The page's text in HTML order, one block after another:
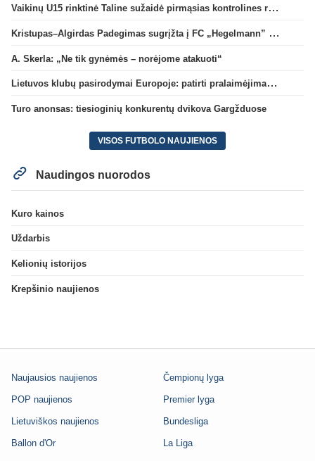
Vaikinų U15 rinktinė Taline sužaidė pirmąsias kontrolines rungtynes
Kristupas–Algirdas Padegimas sugrįžta į FC „Hegelmann” B sudėtį
A. Skerla: „Ne tik gynėmės – norėjome atakuoti“
Lietuvos klubų pasirodymai Europoje: patirti pralaimėjimai Kroatijos atstovams
Turo anonsas: tiesioginių konkurentų dvikova Gargžduose
VISOS FUTBOLO NAUJIENOS
Naudingos nuorodos
Kuro kainos
Uždarbis
Kelionių istorijos
Krepšinio naujienos
Naujausios naujienos
POP naujienos
Lietuviškos naujienos
Ballon d'Or
Čempionų lyga
Premier lyga
Bundesliga
La Liga